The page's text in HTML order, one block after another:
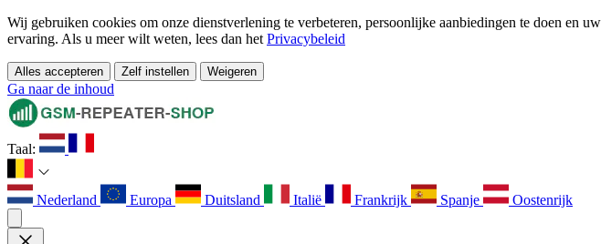
Wij gebruiken cookies om onze dienstverlening te verbeteren, persoonlijke aanbiedingen te doen en
ervaring. Als u meer wilt weten, lees dan het Privacybeleid
Alles accepteren Zelf instellen Weigeren
Ga naar de inhoud
Taal:
Nederland Europa Duitsland Italië Frankrijk Spanje Oostenrijk